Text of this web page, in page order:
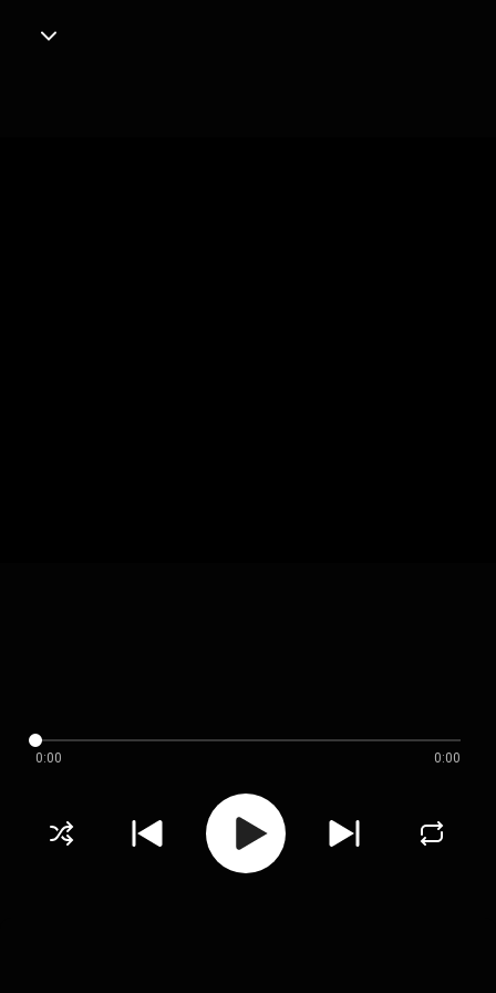
0:00 0:00